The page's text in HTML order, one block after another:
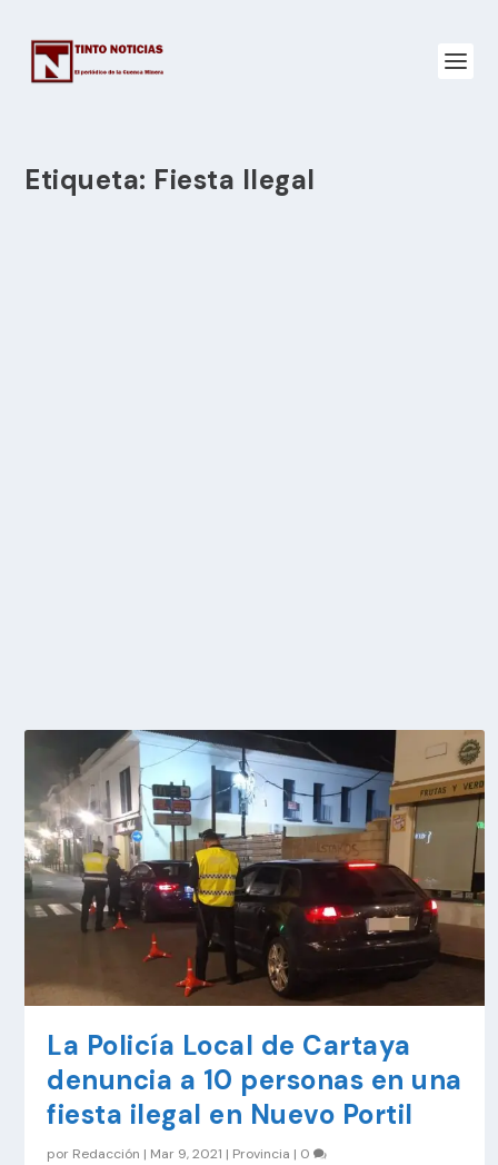
Etiqueta: Fiesta Ilegal
La Policía Local de Cartaya
denuncia a 10 personas en una
fiesta ilegal en Nuevo Portil
por Redacción | Mar 9, 2021 | Provincia | 0